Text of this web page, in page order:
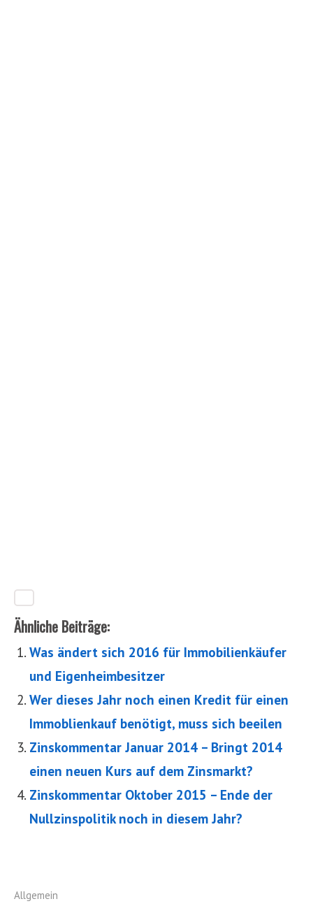
Ähnliche Beiträge:
Was ändert sich 2016 für Immobilienkäufer
und Eigenheimbesitzer
Wer dieses Jahr noch einen Kredit für einen
Immoblienkauf benötigt, muss sich beeilen
Zinskommentar Januar 2014 – Bringt 2014
einen neuen Kurs auf dem Zinsmarkt?
Zinskommentar Oktober 2015 – Ende der
Nullzinspolitik noch in diesem Jahr?
Allgemein